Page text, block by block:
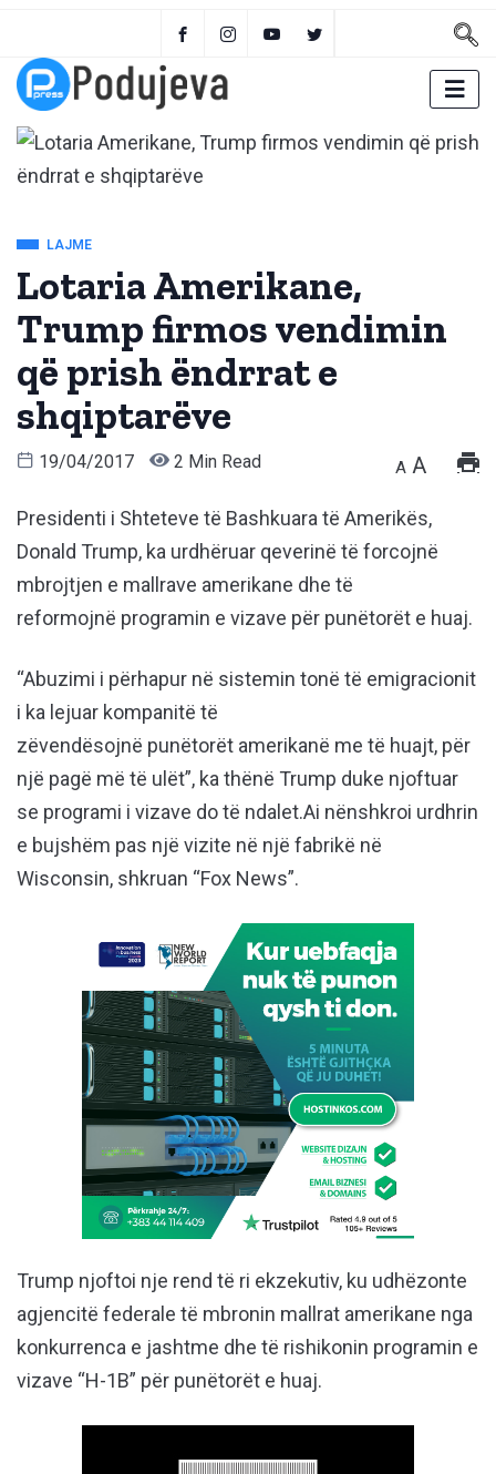
LAJME
Lotaria Amerikane,
Trump firmos vendimin
që prish ëndrrat e
shqiptarëve
19/04/2017 2 Min Read A A
Presidenti i Shteteve të Bashkuara të Amerikës,
Donald Trump, ka urdhëruar qeverinë të forcojnë
mbrojtjen e mallrave amerikane dhe të
reformojnë programin e vizave për punëtorët e huaj.
“Abuzimi i përhapur në sistemin tonë të emigracionit
i ka lejuar kompanitë të
zëvendësojnë punëtorët amerikanë me të huajt, për
një pagë më të ulët”, ka thënë Trump duke njoftuar
se programi i vizave do të ndalet.Ai nënshkroi urdhrin
e bujshëm pas një vizite në një fabrikë në
Wisconsin, shkruan “Fox News”.
Trump njoftoi nje rend të ri ekzekutiv, ku udhëzonte
agjencitë federale të mbronin mallrat amerikane nga
konkurrenca e jashtme dhe të rishikonin programin e
vizave “H-1B” për punëtorët e huaj.